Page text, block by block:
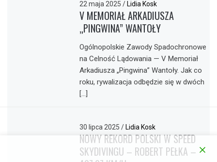
22 maja 2025/ Lidia Kosk
V MEMORIAŁ ARKADIUSZA
„PINGWINA” WANTOŁY
Ogólnopolskie Zawody Spadochronowe
na Celność Lądowania — V Memoriał
Arkadiusza „Pingwina” Wantoły. Jak co
roku, rywalizacja odbędzie się w dwóch
[…]
30 lipca 2025/ Lidia Kosk
NOWY REKORD POLSKI W SPEED
SKYDIVINGU – ROBERT PEŁKA –